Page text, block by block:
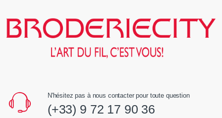
N'hésitez pas à nous contacter pour toute question
(+33) 9 72 17 90 36